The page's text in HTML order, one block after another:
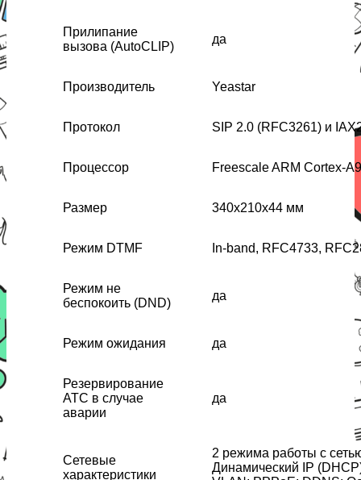
Прилипание
вызова (AutoCLIP)
да
Производитель Yeastar
Протокол SIP 2.0 (RFC3261) и
Процессор Freescale ARM Cortex-
Размер 340х210х44 мм
Режим DTMF In-band, RFC4733,
Режим не
беспокоить (DND)
да
Режим ожидания да
Резервирование
АТС в случае
аварии
да
Сетевые
характеристики
2 режима работы с
Динамический IP